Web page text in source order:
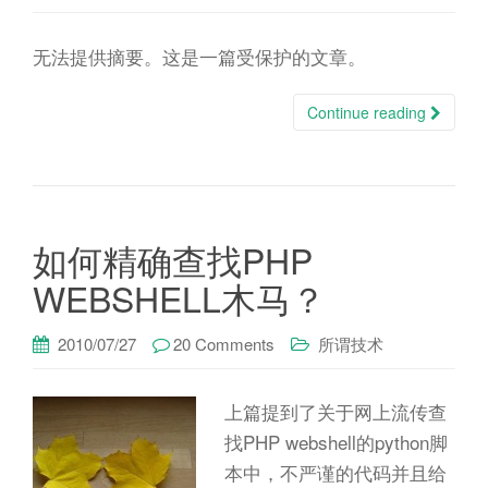
无法提供摘要。这是一篇受保护的文章。
Continue reading
如何精确查找PHP
WEBSHELL木马？
2010/07/27 20 Comments 所谓技术
上篇提到了关于网上流传查
找PHP webshell的python脚
本中，不严谨的代码并且给